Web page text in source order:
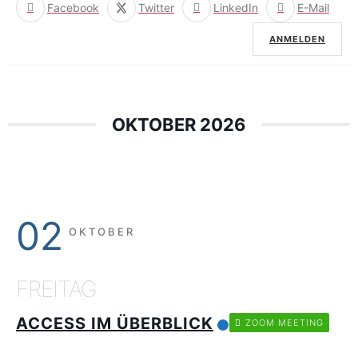
Facebook Twitter LinkedIn E-Mail
ANMELDEN
OKTOBER 2026
02 OKTOBER
FREITAG
ACCESS IM ÜBERBLICK ZOOM MEETING